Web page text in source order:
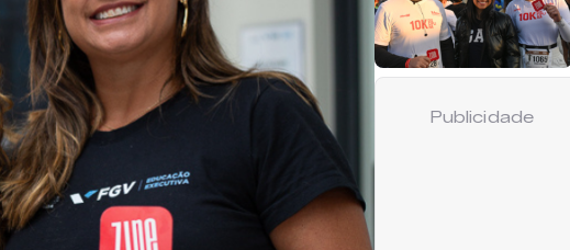
Publicidade